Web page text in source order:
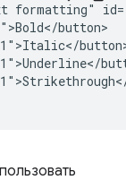
formatting"
button>